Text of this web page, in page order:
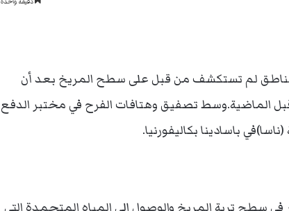
لم تستكشف من قبل على سطح المريخ بعد أن
قبل الماضية.وسط تصفيق وهتافات الفرح في مختبر الدفع
باسادينا بكاليفورنيا.